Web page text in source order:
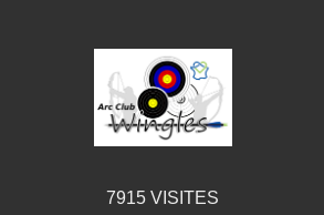
7915 VISITES